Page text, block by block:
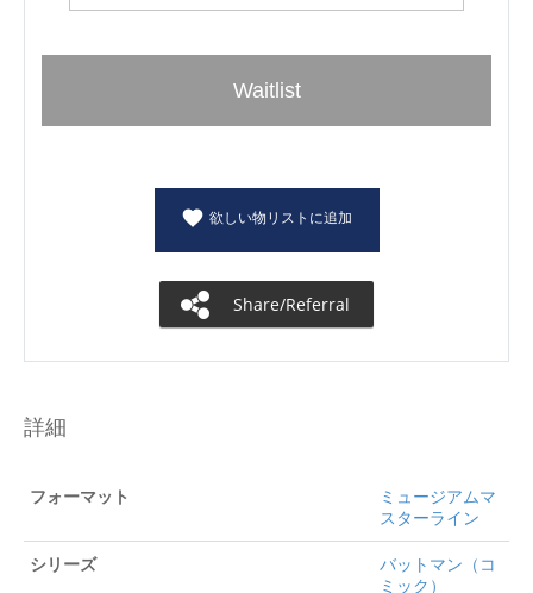
Waitlist
欲しい物リストに追加
Share/Referral
詳細
フォーマット
ミュージアムマ
スターライン
シリーズ
バットマン（コ
ミック）